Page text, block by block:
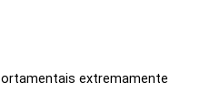
extremamente